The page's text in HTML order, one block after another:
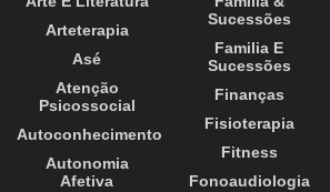
Arteterapia
Asé
Atenção
Psicossocial
Autoconhecimento
Autonomia
Afetiva
Sucessões
Familia E
Sucessões
Finanças
Fisioterapia
Fitness
Fonoaudiologia